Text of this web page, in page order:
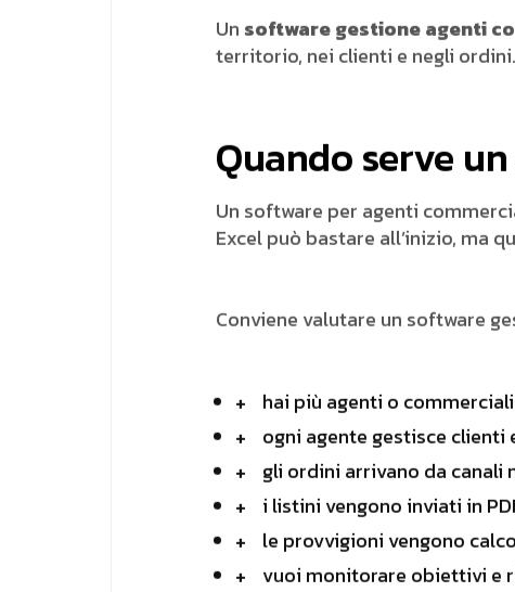
Un software gestione agenti
territorio, nei clienti e negli ordini.
Quando serve
Un software per agenti
Excel può bastare all’inizio, ma
Conviene valutare un software
hai più agenti o
ogni agente gestisce clienti
gli ordini arrivano da canali
i listini vengono inviati in
le provvigioni vengono
vuoi monitorare obiettivi e